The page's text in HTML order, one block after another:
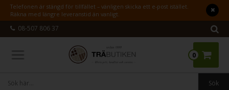
Telefonen är stängd för tillfället – vänligen skicka ett e-post istället.
Räkna med längre leveranstid än vanligt.
08-507 806 37
0